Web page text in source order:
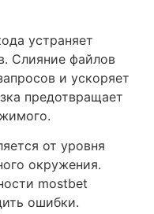
устраняет
Слияние файлов
и ускоряет
предотвращает
от уровня
окружения.
mostbet
ошибки.